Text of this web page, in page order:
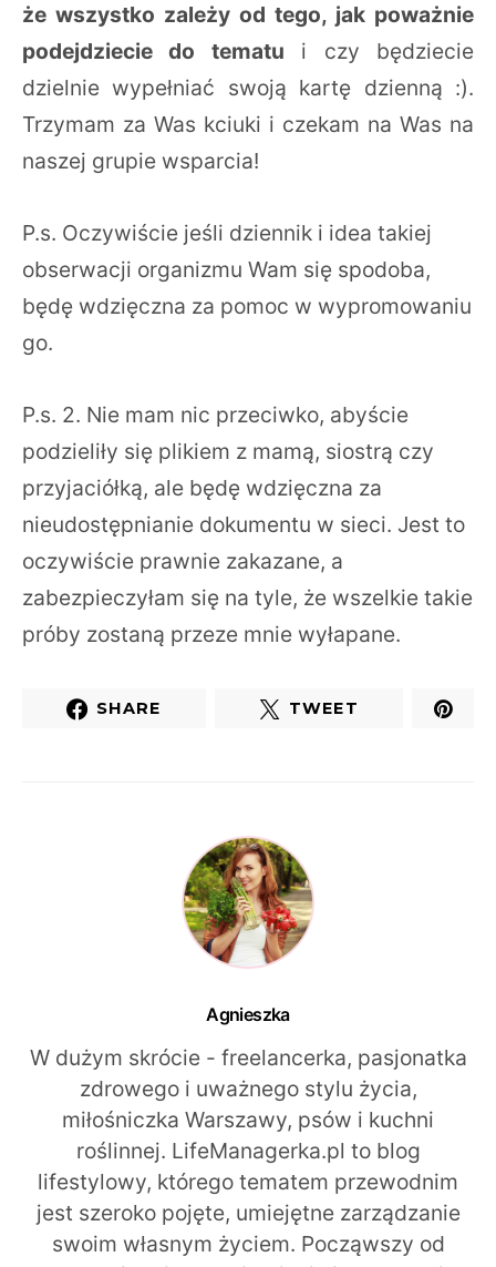
że wszystko zależy od tego, jak poważnie
podejdziecie do tematu i czy będziecie
dzielnie wypełniać swoją kartę dzienną :).
Trzymam za Was kciuki i czekam na Was na
naszej grupie wsparcia!
P.s. Oczywiście jeśli dziennik i idea takiej
obserwacji organizmu Wam się spodoba,
będę wdzięczna za pomoc w wypromowaniu
go.
P.s. 2. Nie mam nic przeciwko, abyście
podzieliły się plikiem z mamą, siostrą czy
przyjaciółką, ale będę wdzięczna za
nieudostępnianie dokumentu w sieci. Jest to
oczywiście prawnie zakazane, a
zabezpieczyłam się na tyle, że wszelkie takie
próby zostaną przeze mnie wyłapane.
SHARE TWEET
Agnieszka
W dużym skrócie - freelancerka, pasjonatka
zdrowego i uważnego stylu życia,
miłośniczka Warszawy, psów i kuchni
roślinnej. LifeManagerka.pl to blog
lifestylowy, którego tematem przewodnim
jest szeroko pojęte, umiejętne zarządzanie
swoim własnym życiem. Począwszy od